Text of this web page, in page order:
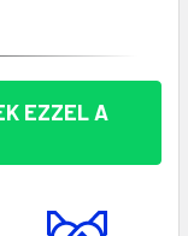
EZZEL A